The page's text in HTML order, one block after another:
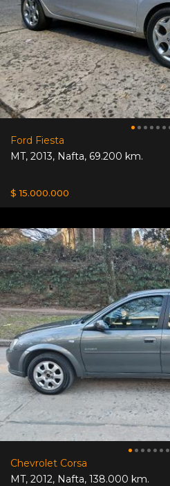
Ford Fiesta
MT, 2013, Nafta, 69.200 km.
$ 15.000.000
Chevrolet Corsa
MT, 2012, Nafta, 138.000 km.